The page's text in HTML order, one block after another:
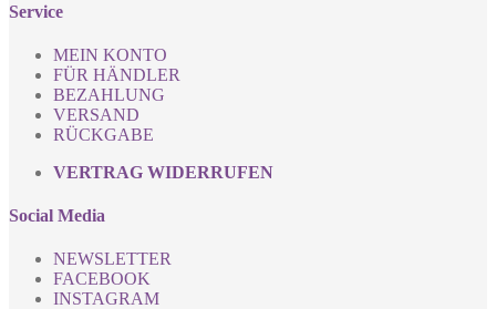
Service
MEIN KONTO
FÜR HÄNDLER
BEZAHLUNG
VERSAND
RÜCKGABE
VERTRAG WIDERRUFEN
Social Media
NEWSLETTER
FACEBOOK
INSTAGRAM